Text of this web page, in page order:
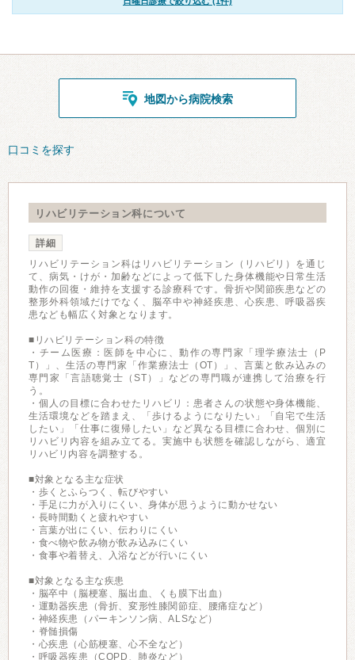
地図から病院検索
口コミを探す
リハビリテーション科について
詳細
リハビリテーション科はリハビリテーション（リハビリ）を通じ
て、病気・けが・加齢などによって低下した身体機能や日常生活
動作の回復・維持を支援する診療科です。骨折や関節疾患などの
整形外科領域だけでなく、脳卒中や神経疾患、心疾患、呼吸器疾
患なども幅広く対象となります。
■リハビリテーション科の特徴
・チーム医療：医師を中心に、動作の専門家「理学療法士（P
T）」、生活の専門家「作業療法士（OT）」、言葉と飲み込みの
専門家「言語聴覚士（ST）」などの専門職が連携して治療を行
う。
・個人の目標に合わせたリハビリ：患者さんの状態や身体機能、
生活環境などを踏まえ、「歩けるようになりたい」「自宅で生活
したい」「仕事に復帰したい」など異なる目標に合わせ、個別に
リハビリ内容を組み立てる。実施中も状態を確認しながら、適宜
リハビリ内容を調整する。
■対象となる主な症状
・歩くとふらつく、転びやすい
・手足に力が入りにくい、身体が思うように動かせない
・長時間動くと疲れやすい
・言葉が出にくい、伝わりにくい
・食べ物や飲み物が飲み込みにくい
・食事や着替え、入浴などが行いにくい
■対象となる主な疾患
・脳卒中（脳梗塞、脳出血、くも膜下出血）
・運動器疾患（骨折、変形性膝関節症、腰痛症など）
・神経疾患（パーキンソン病、ALSなど）
・脊髄損傷
・心疾患（心筋梗塞、心不全など）
・呼吸器疾患（COPD、肺炎など）